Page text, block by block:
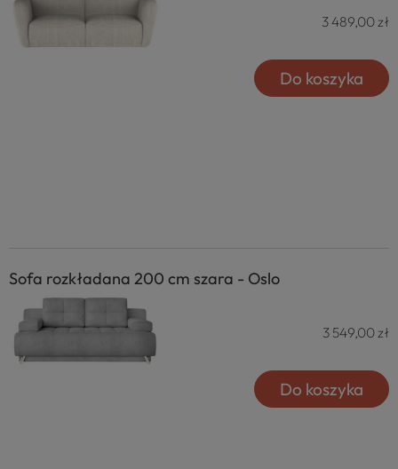
3 489,00 zł
Do koszyka
Sofa rozkładana 200 cm szara - Oslo
3 549,00 zł
Do koszyka